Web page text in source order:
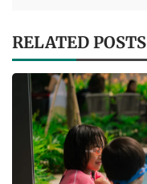
RELATED POSTS